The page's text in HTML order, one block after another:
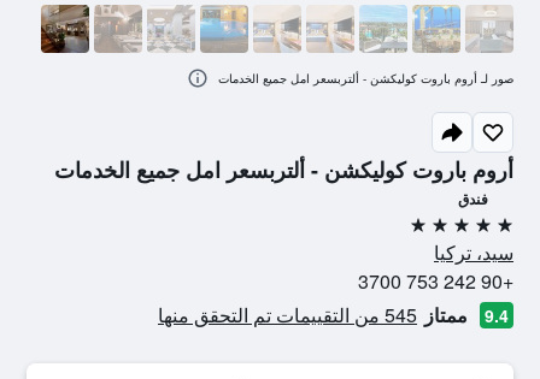
أروم باروت كوليكشن - ألتربسعر امل جميع الخدمات
فندق
5 نجوم
سيد، تركيا
+90 242 753 3700
9.4 ممتاز 545 من التقييمات تم التحقق منها
صور لـ أروم باروت كوليكشن - ألتربسعر امل جميع الخدمات